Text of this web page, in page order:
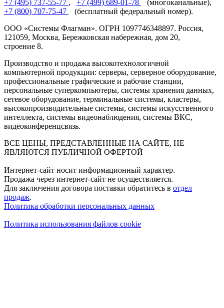
+7 (495) 737-55-77 , +7 (499) 689-01-78
(многоканальные),
+7 (800) 707-75-47
(бесплатный федеральный номер).
ООО «Системы Флагман». ОГРН 1097746348897. Россия,
121059, Москва, Бережковская набережная, дом 20,
строение 8.
Производство и продажа высокотехнологичной
компьютерной продукции: серверы, серверное оборудование,
профессиональные графические и рабочие станции,
персональные суперкомпьютеры, системы хранения данных,
сетевое оборудование, терминальные системы, кластеры,
высокопроизводительные системы, системы искусственного
интеллекта, системы видеонаблюдения, системы ВКС,
видеоконференцсвязь.
ВСЕ ЦЕНЫ, ПРЕДСТАВЛЕННЫЕ НА САЙТЕ, НЕ
ЯВЛЯЮТСЯ ПУБЛИЧНОЙ ОФЕРТОЙ
Интернет-сайт носит информационный характер.
Продажа через интернет-сайт не осуществляется.
Для заключения договора поставки обратитесь в отдел
продаж.
Политика обработки персональных данных
Политика использования файлов cookie